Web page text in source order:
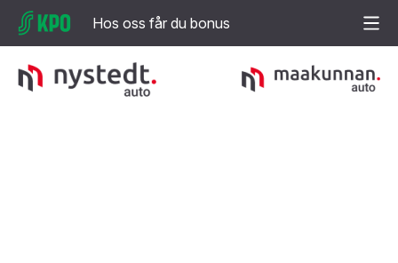
Hos oss får du bonus